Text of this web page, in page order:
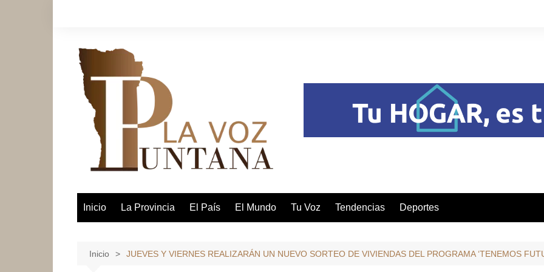
Inicio La Provincia El País El Mundo Tu Voz Tendencias Deportes
Inicio JUEVES Y VIERNES REALIZARÁN UN NUEVO SORTEO DE VIVIENDAS DEL PROGRAMA ‘TENEMOS